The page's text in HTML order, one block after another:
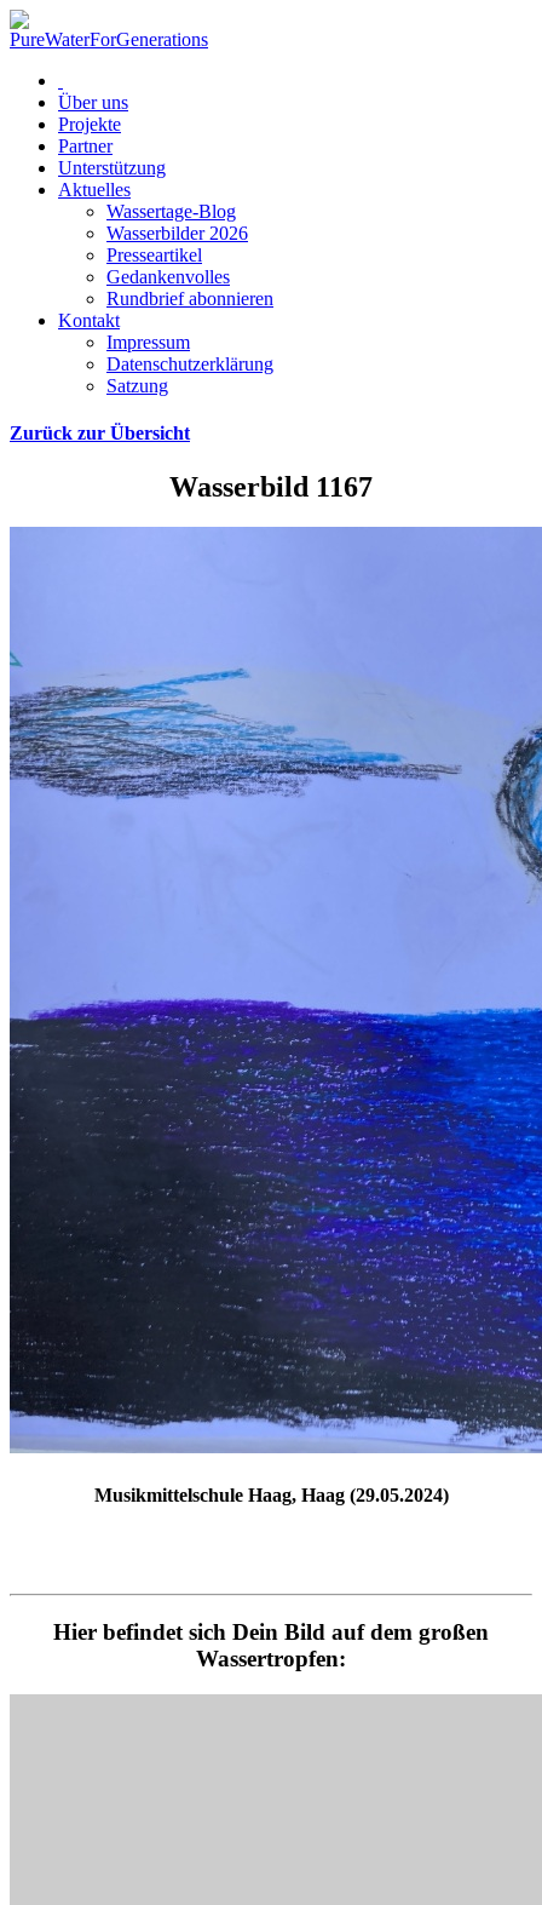
Über uns
Projekte
Partner
Unterstützung
Aktuelles
Wassertage-Blog
Wasserbilder 2026
Presseartikel
Gedankenvolles
Rundbrief abonnieren
Kontakt
Impressum
Datenschutzerklärung
Satzung
Zurück zur Übersicht
Wasserbild 1167
Musikmittelschule Haag, Haag (29.05.2024)
Hier befindet sich Dein Bild auf dem großen
Wassertropfen: